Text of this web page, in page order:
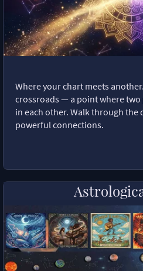
Where your chart meets
crossroads — a point where
in each other. Walk through the
powerful connections.